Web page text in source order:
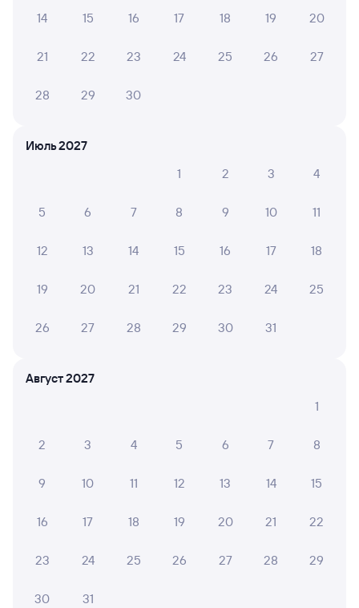
отдыха
ещё 2
по этому направлению
Мы отображаем актуальные отзывы и не удаляем
10
02 августа 2026 • Поезд 081И
персонал
Купе возле туалета совсем не беспокоит дверь:
закрывается автоматически. Это важно, новое для
10 АННА Г.
Всё очень понравилось, кроме вагона ресторана.
14 15 16 17 18 19 20
21 22 23 24 25 26 27
28 29 30
Июль 2027
1
2 3 4
5 6 7 8 9 10 11
12 13 14 15 16 17 18
19 20 21 22 23 24 25
26 27 28 29 30 31
Август 2027
1
2 3 4 5 6 7 8
9 10 11 12 13 14 15
16 17 18 19 20 21 22
23 24 25 26 27 28 29
30 31